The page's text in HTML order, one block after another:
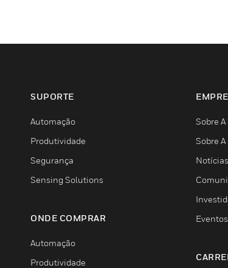
SUPORTE
Automação
Produtividade
Segurança
Sensing Solutions
ONDE COMPRAR
Automação
Produtividade
Sobre
Sobre A
Notícias
Eventos